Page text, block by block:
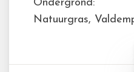
Ondergrond:
Natuurgras,